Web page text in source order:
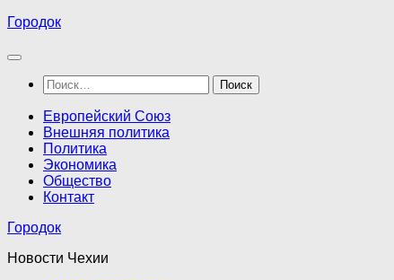
Перейти
содержимому
Городок
Найти:
Европейский Союз
Внешняя политика
Политика
Экономика
Общество
Контакт
Городок
Новости Чехии